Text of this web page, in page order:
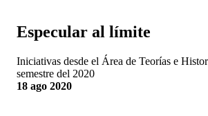
Especular al límite
Iniciativas desde el Área de Teorías e
semestre del 2020
18 ago 2020